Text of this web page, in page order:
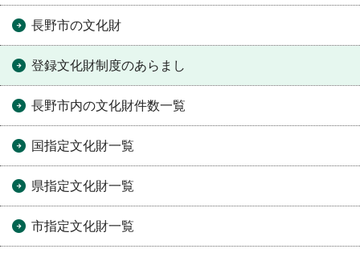
長野市の文化財
登録文化財制度のあらまし
長野市内の文化財件数一覧
国指定文化財一覧
県指定文化財一覧
市指定文化財一覧